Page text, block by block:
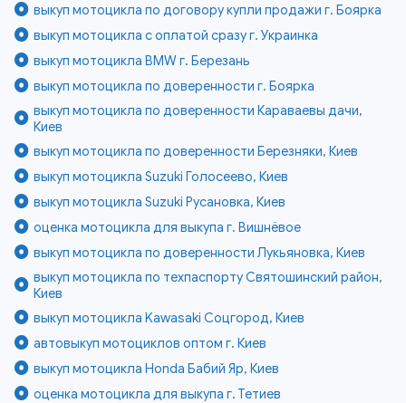
выкуп мотоцикла по договору купли продажи г. Боярка
выкуп мотоцикла с оплатой сразу г. Украинка
выкуп мотоцикла BMW г. Березань
выкуп мотоцикла по доверенности г. Боярка
выкуп мотоцикла по доверенности Караваевы дачи,
Киев
выкуп мотоцикла по доверенности Березняки, Киев
выкуп мотоцикла Suzuki Голосеево, Киев
выкуп мотоцикла Suzuki Русановка, Киев
оценка мотоцикла для выкупа г. Вишнёвое
выкуп мотоцикла по доверенности Лукьяновка, Киев
выкуп мотоцикла по техпаспорту Святошинский район,
Киев
выкуп мотоцикла Kawasaki Соцгород, Киев
автовыкуп мотоциклов оптом г. Киев
выкуп мотоцикла Honda Бабий Яр, Киев
оценка мотоцикла для выкупа г. Тетиев